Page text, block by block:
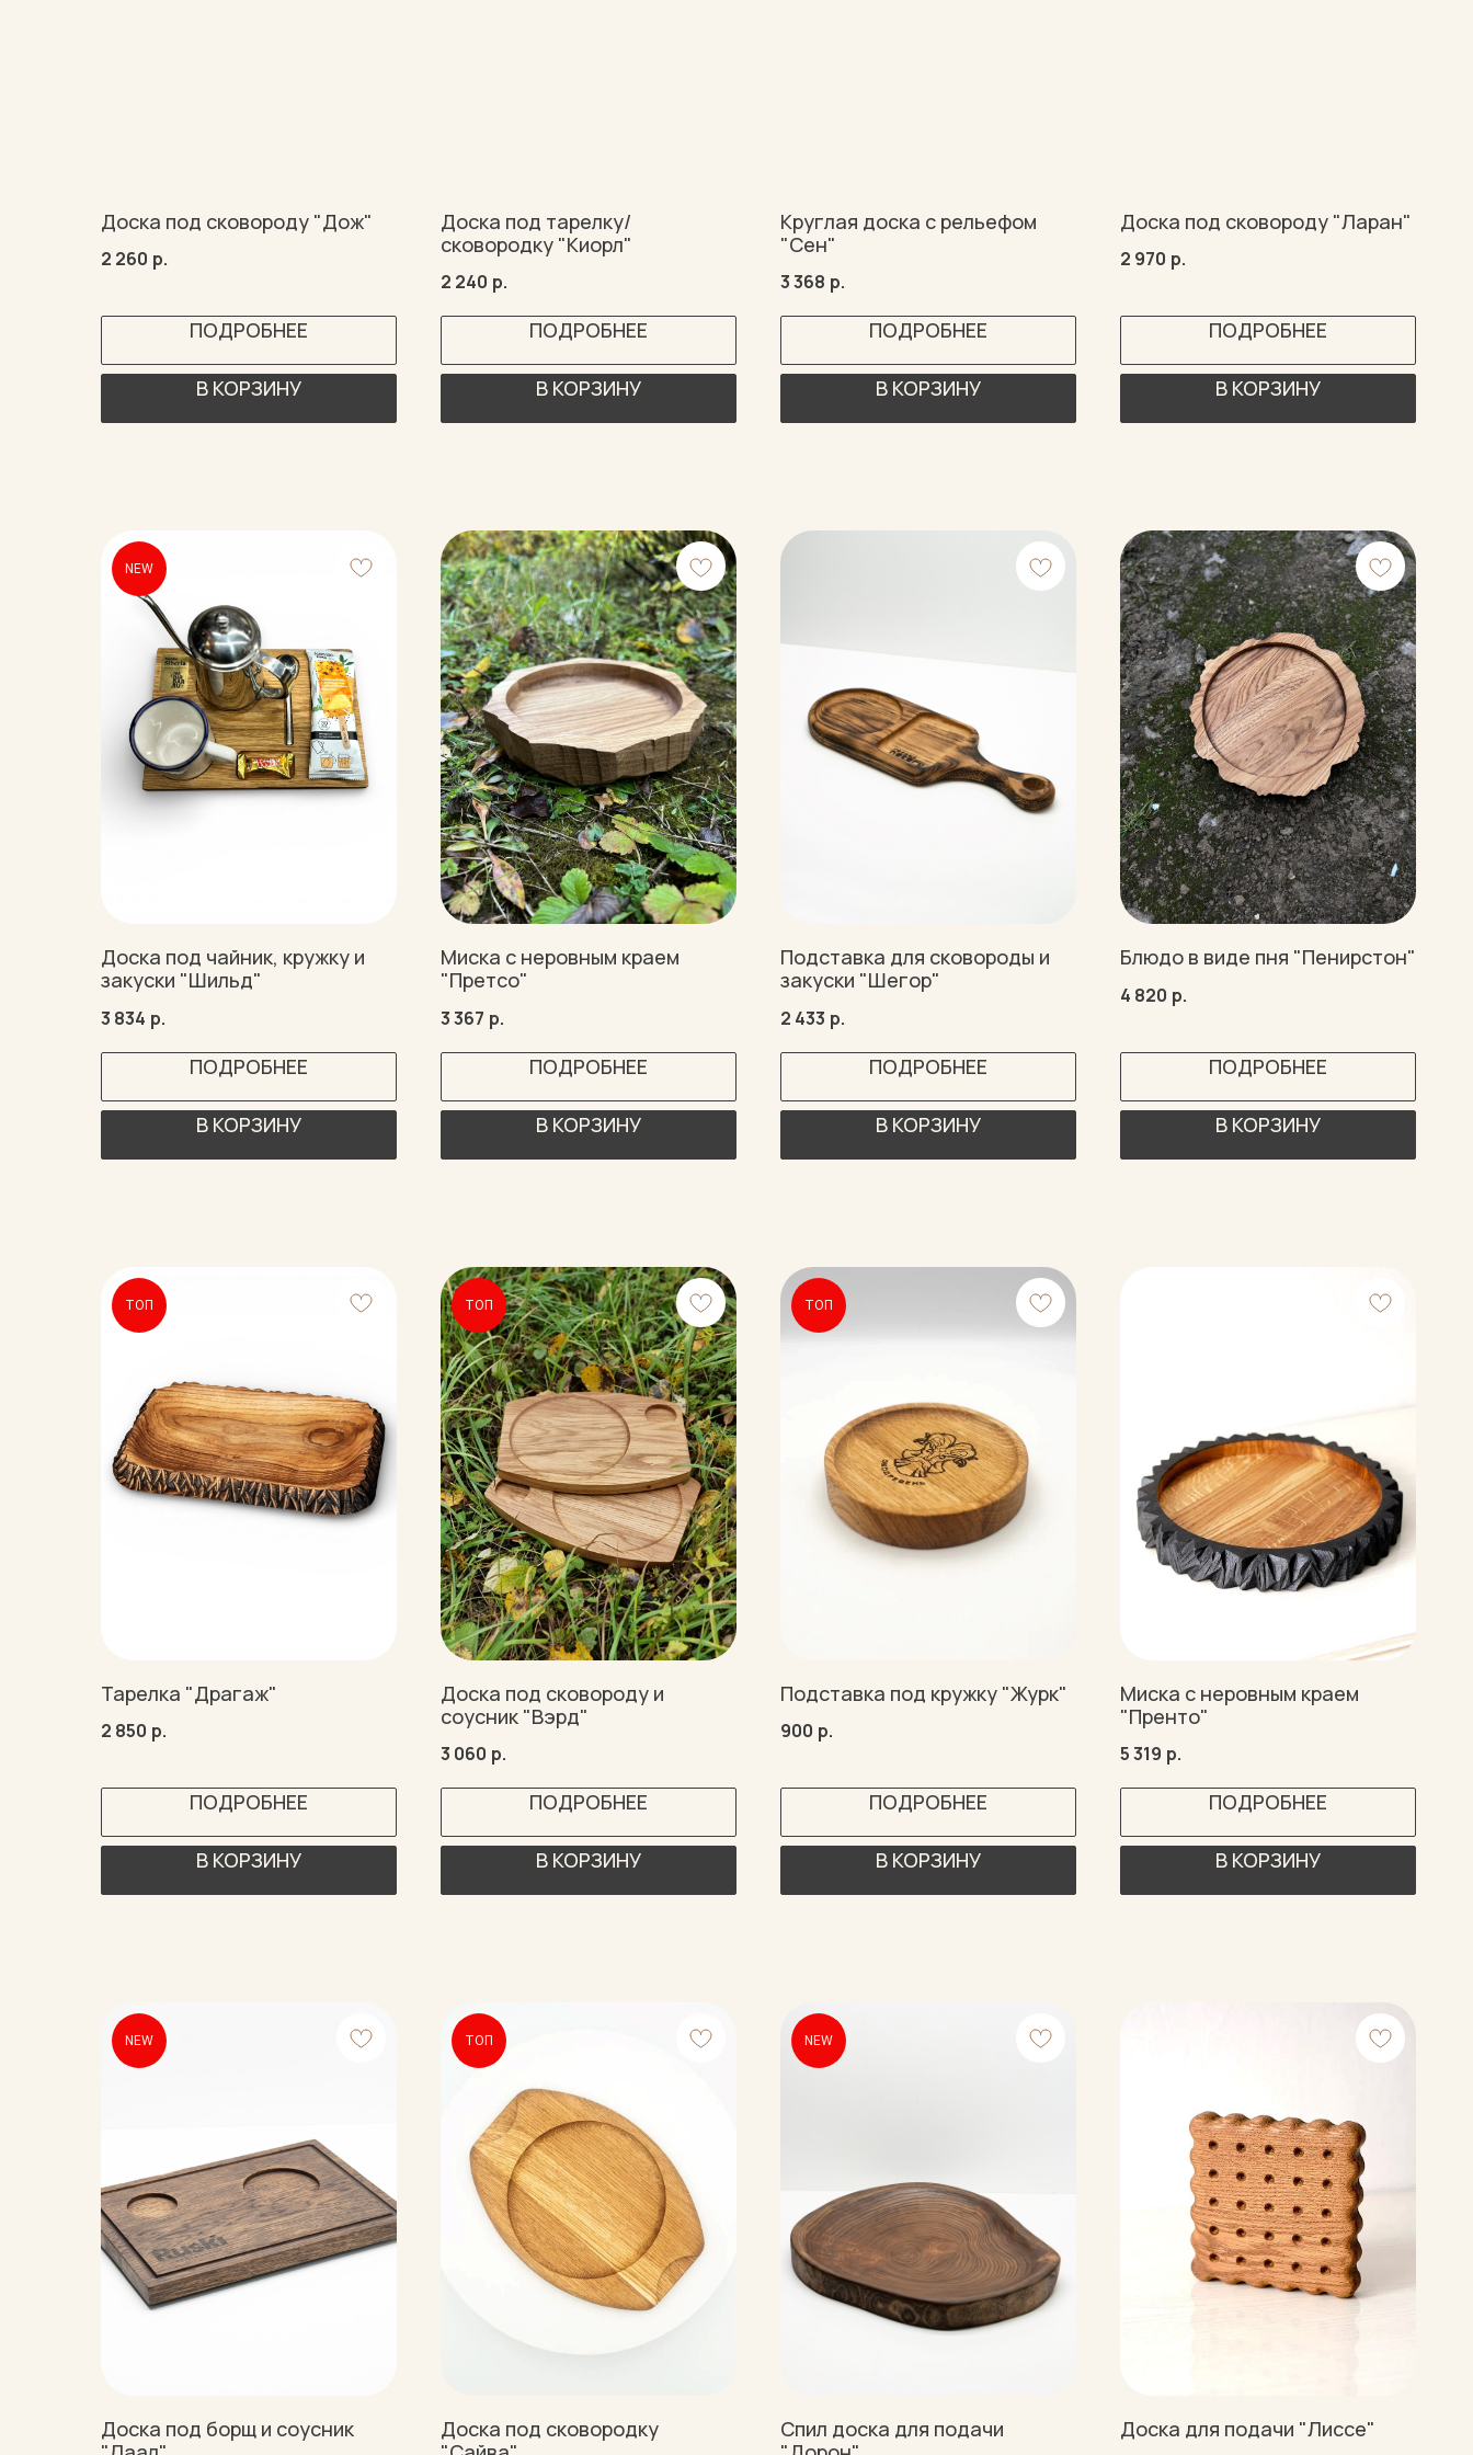
Доска под сковороду "Дож"
2 260 р.
ПОДРОБНЕЕ
В КОРЗИНУ
Доска под тарелку/
сковородку "Киорл"
2 240 р.
ПОДРОБНЕЕ
В КОРЗИНУ
Круглая доска с рельефом
"Сен"
3 368 р.
ПОДРОБНЕЕ
В КОРЗИНУ
Доска под сковороду "Ларан"
2 970 р.
ПОДРОБНЕЕ
В КОРЗИНУ
NEW
Доска под чайник, кружку и
закуски "Шильд"
3 834 р.
ПОДРОБНЕЕ
В КОРЗИНУ
Миска с неровным краем
"Претсо"
3 367 р.
ПОДРОБНЕЕ
В КОРЗИНУ
Подставка для сковороды и
закуски "Шегор"
2 433 р.
ПОДРОБНЕЕ
В КОРЗИНУ
Блюдо в виде пня "Пенирстон"
4 820 р.
ПОДРОБНЕЕ
В КОРЗИНУ
ТОП
Тарелка "Драгаж"
2 850 р.
ПОДРОБНЕЕ
В КОРЗИНУ
ТОП
Доска под сковороду и
соусник "Вэрд"
3 060 р.
ПОДРОБНЕЕ
В КОРЗИНУ
ТОП
Подставка под кружку "Журк"
900 р.
ПОДРОБНЕЕ
В КОРЗИНУ
Миска с неровным краем
"Пренто"
5 319 р.
ПОДРОБНЕЕ
В КОРЗИНУ
NEW
Доска под борщ и соусник
ТОП
Доска под сковородку
NEW
Спил доска для подачи
Доска для подачи "Лиссе"